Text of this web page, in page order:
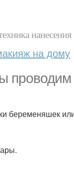
нанесения
на дому
беременяшек